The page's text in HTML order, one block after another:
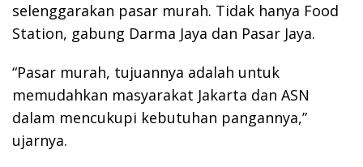
selenggarakan pasar murah. Tidak hanya Food
Station, gabung Darma Jaya dan Pasar Jaya.
“Pasar murah, tujuannya adalah untuk
memudahkan masyarakat Jakarta dan ASN
dalam mencukupi kebutuhan pangannya,”
ujarnya.